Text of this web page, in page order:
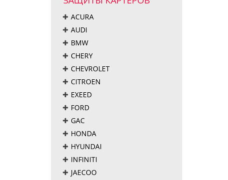
ACURA
AUDI
BMW
CHERY
CHEVROLET
CITROEN
EXEED
FORD
GAC
HONDA
HYUNDAI
INFINITI
JAECOO